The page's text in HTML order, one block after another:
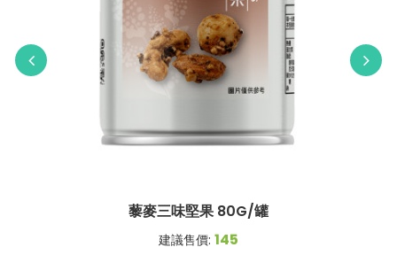
藜麥三味堅果 80G/罐
建議售價: 145